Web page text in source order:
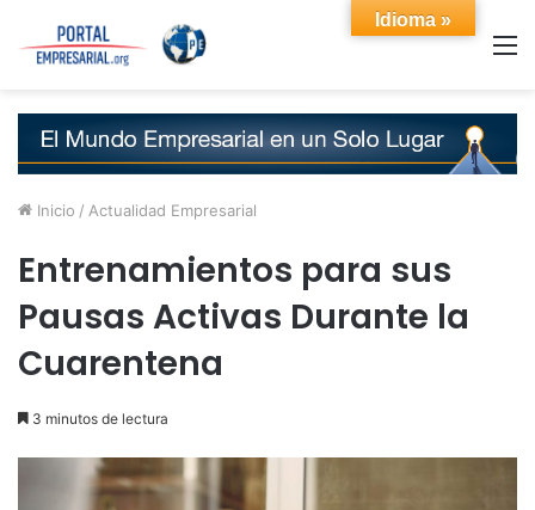
Inicio / Actualidad Empresarial
Entrenamientos para sus
Pausas Activas Durante la
Cuarentena
3 minutos de lectura
Idioma »